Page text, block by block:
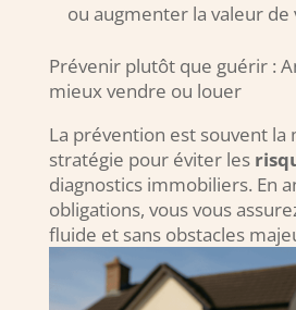
ou augmenter la valeur de
Prévenir plutôt que guérir :
mieux vendre ou louer
La prévention est souvent la
stratégie pour éviter les
diagnostics immobiliers. En
obligations, vous vous
fluide et sans obstacles